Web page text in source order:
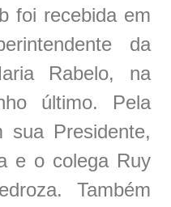
em
da
Rabelo, na
último. Pela
sua Presidente,
e o colega Ruy
Também